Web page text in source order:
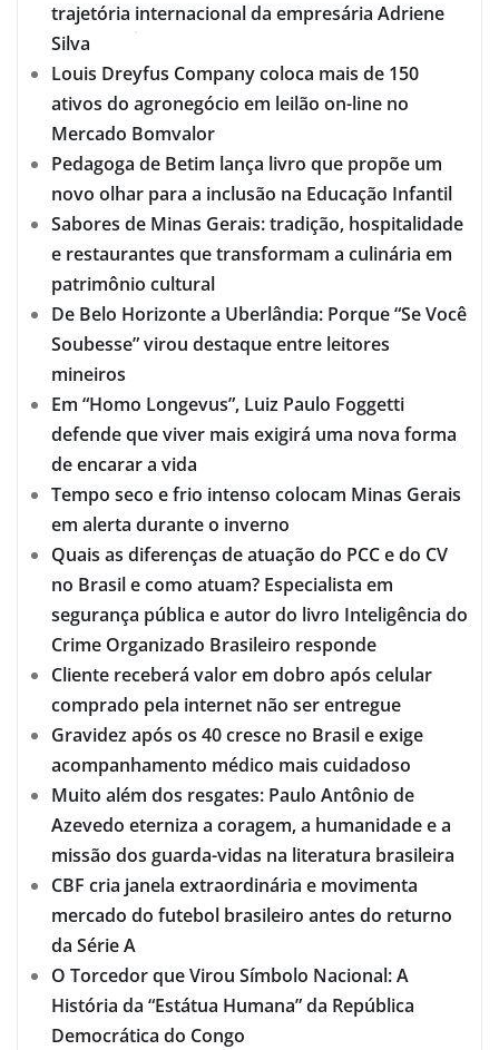
trajetória internacional da empresária Adriene
Silva
Louis Dreyfus Company coloca mais de 150
ativos do agronegócio em leilão on-line no
Mercado Bomvalor
Pedagoga de Betim lança livro que propõe um
novo olhar para a inclusão na Educação Infantil
Sabores de Minas Gerais: tradição, hospitalidade
e restaurantes que transformam a culinária em
patrimônio cultural
De Belo Horizonte a Uberlândia: Porque “Se Você
Soubesse” virou destaque entre leitores
mineiros
Em “Homo Longevus”, Luiz Paulo Foggetti
defende que viver mais exigirá uma nova forma
de encarar a vida
Tempo seco e frio intenso colocam Minas Gerais
em alerta durante o inverno
Quais as diferenças de atuação do PCC e do CV
no Brasil e como atuam? Especialista em
segurança pública e autor do livro Inteligência do
Crime Organizado Brasileiro responde
Cliente receberá valor em dobro após celular
comprado pela internet não ser entregue
Gravidez após os 40 cresce no Brasil e exige
acompanhamento médico mais cuidadoso
Muito além dos resgates: Paulo Antônio de
Azevedo eterniza a coragem, a humanidade e a
missão dos guarda-vidas na literatura brasileira
CBF cria janela extraordinária e movimenta
mercado do futebol brasileiro antes do returno
da Série A
O Torcedor que Virou Símbolo Nacional: A
História da “Estátua Humana” da República
Democrática do Congo